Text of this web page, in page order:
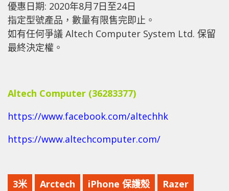
優惠日期: 2020年8月7日至24日
指定型號產品，數量有限售完即止。
如有任何爭議 Altech Computer System Ltd. 保留
最終決定權。
Altech Computer (36283377)
https://www.facebook.com/altechhk
https://www.altechcomputer.com/
3米 Arctech iPhone 保護殼 Razer